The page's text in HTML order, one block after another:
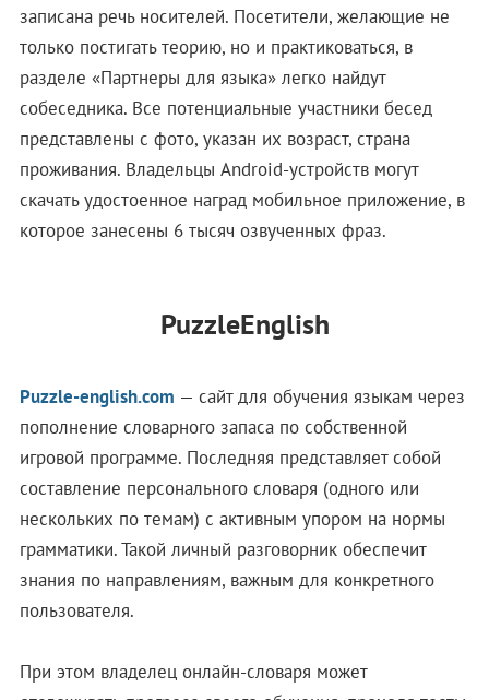
записана речь носителей. Посетители, желающие не
только постигать теорию, но и практиковаться, в
разделе «Партнеры для языка» легко найдут
собеседника. Все потенциальные участники бесед
представлены с фото, указан их возраст, страна
проживания. Владельцы Android-устройств могут
скачать удостоенное наград мобильное приложение, в
которое занесены 6 тысяч озвученных фраз.
PuzzleEnglish
Puzzle-english.com — сайт для обучения языкам через
пополнение словарного запаса по собственной
игровой программе. Последняя представляет собой
составление персонального словаря (одного или
нескольких по темам) с активным упором на нормы
грамматики. Такой личный разговорник обеспечит
знания по направлениям, важным для конкретного
пользователя.
При этом владелец онлайн-словаря может